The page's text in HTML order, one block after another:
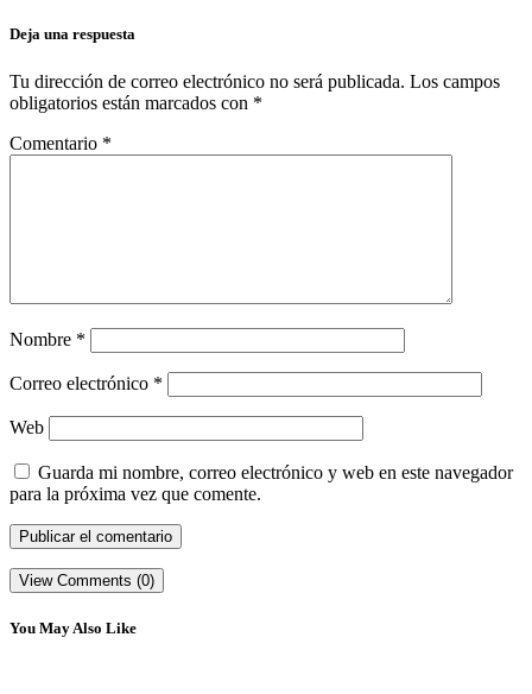
Deja una respuesta
Tu dirección de correo electrónico no será publicada. Los campos
obligatorios están marcados con *
Comentario *
Nombre *
Correo electrónico *
Web
Guarda mi nombre, correo electrónico y web en este navegador
para la próxima vez que comente.
View Comments (0)
You May Also Like